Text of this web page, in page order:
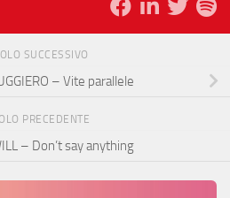
SUCCESSIVO
– Vite parallele
PRECEDENTE
– Don’t say anything